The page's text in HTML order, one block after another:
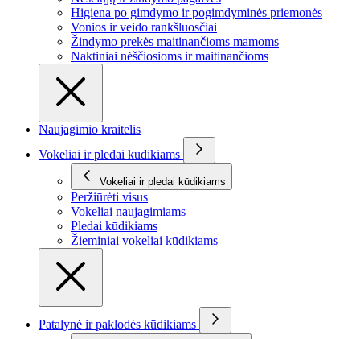
Higiena po gimdymo ir pogimdyminės priemonės
Vonios ir veido rankšluosčiai
Žindymo prekės maitinančioms mamoms
Naktiniai nėščiosioms ir maitinančioms
Naujagimio kraitelis
Vokeliai ir pledai kūdikiams
Vokeliai ir pledai kūdikiams
Peržiūrėti visus
Vokeliai naujagimiams
Pledai kūdikiams
Žieminiai vokeliai kūdikiams
Patalynė ir paklodės kūdikiams